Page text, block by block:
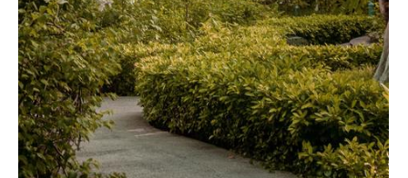
ANDERE
REGIONEN